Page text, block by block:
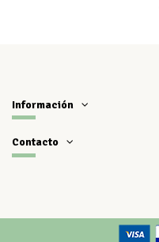
Información
Contacto